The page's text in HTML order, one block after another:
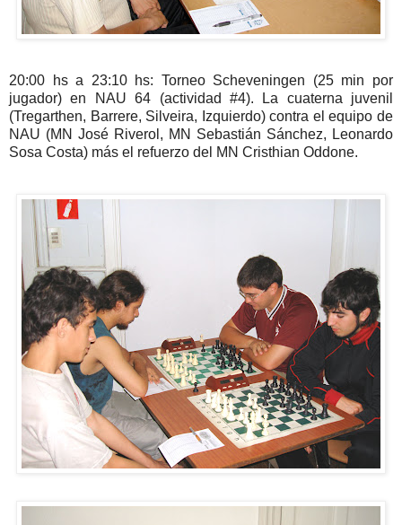
20:00 hs a 23:10 hs: Torneo Scheveningen (25 min por
jugador) en NAU 64 (actividad #4). La cuaterna juvenil
(Tregarthen, Barrere, Silveira, Izquierdo) contra el equipo de
NAU (MN José Riverol, MN Sebastián Sánchez, Leonardo
Sosa Costa) más el refuerzo del MN Cristhian Oddone.